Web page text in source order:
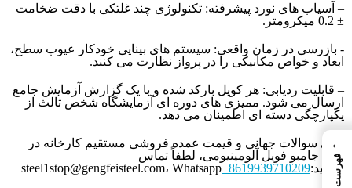
– آسیاب های نورد پیشرفته: تکنولوژی چند غلتکی با دقت ضخامت
± 0.2 میکرومتر.
- بازرسی در زمان واقعی: سیستم های بینایی خودکار عیوب سطح،
ابعاد و خواص مکانیکی را در پرواز نظارت می کنند.
– قابلیت ردیابی: هر کویل بارکد شده و با یک گزارش آزمایش جامع
ارسال می شود. ممیزی های دوره ای آزمایشگاه شخص ثالث از
یکپارچگی دسته ای اطمینان می دهد.
برای سوالات جهانی و قیمت عمده فروشی مستقیم کارخانه در
رول جامبو فویل آلومینیومی، لطفاً تماس
بگیرید:
steel1stop@gengfeisteel.com، Whatsapp+8619939710209
←